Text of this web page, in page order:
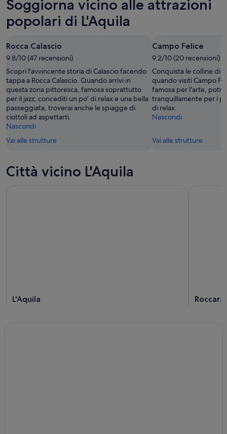
Soggiorna vicino alle attrazioni
popolari di L'Aquila
Rocca Calascio
9.8/10 (47 recensioni)
Scopri l'avvincente storia di Calascio facendo
tappa a Rocca Calascio. Quando arrivi in
questa zona pittoresca, famosa soprattutto
per il jazz, concediti un po' di relax e una bella
passeggiata, troverai anche le spiagge di
ciottoli ad aspettarti.
Nascondi
Vai alle strutture
Campo Felice
9.2/10 (20 recensioni)
Conquista le colline di
quando visiti Campo
famosa per l'arte,
tranquillamente per i
di relax.
Nascondi
Vai alle strutture
Città vicino L'Aquila
L'Aquila